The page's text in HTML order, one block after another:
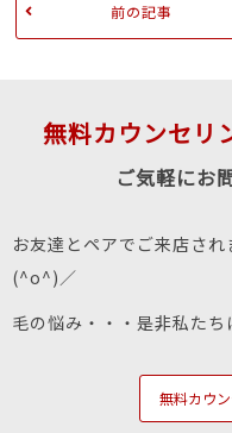
前の記事
無料カウンセリ
ご気軽にお
お友達とペアでご来店さ
(^o^)／
毛の悩み・・・是非私た
無料カウ